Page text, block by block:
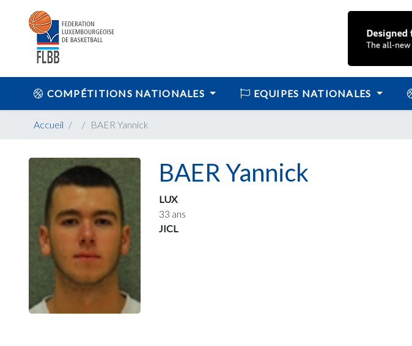
COMPÉTITIONS NATIONALES EQUIPES NATIONALES
Accueil BAER Yannick
BAER Yannick
LUX
33 ans
JICL